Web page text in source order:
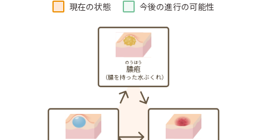
現在の状態
今後の進行の可能性
（膿を持った水ぶくれ）
膿疱
のうほう